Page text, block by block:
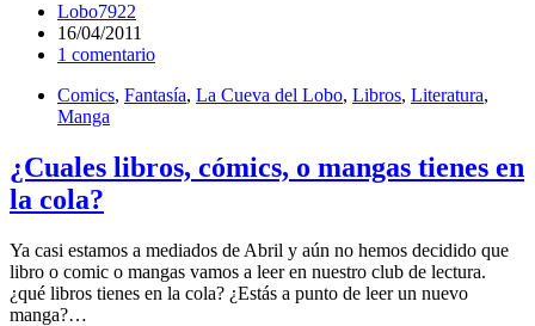
Lobo7922
16/04/2011
1 comentario
Comics, Fantasía, La Cueva del Lobo, Libros, Literatura,
Manga
¿Cuales libros, cómics, o mangas tienes en
la cola?
Ya casi estamos a mediados de Abril y aún no hemos decidido que
libro o comic o mangas vamos a leer en nuestro club de lectura.
¿qué libros tienes en la cola? ¿Estás a punto de leer un nuevo
manga?…